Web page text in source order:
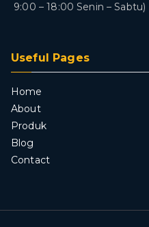
9:00 – 18:00 Senin – Sabtu)
Useful Pages
Home
About
Produk
Blog
Contact